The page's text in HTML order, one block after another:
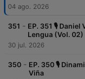
04 ago. 2026
351 - EP. 351 🎙️ Daniel
Lengua (Vol. 02)
30 jul. 2026
350 - EP. 350 🎙️
Viña